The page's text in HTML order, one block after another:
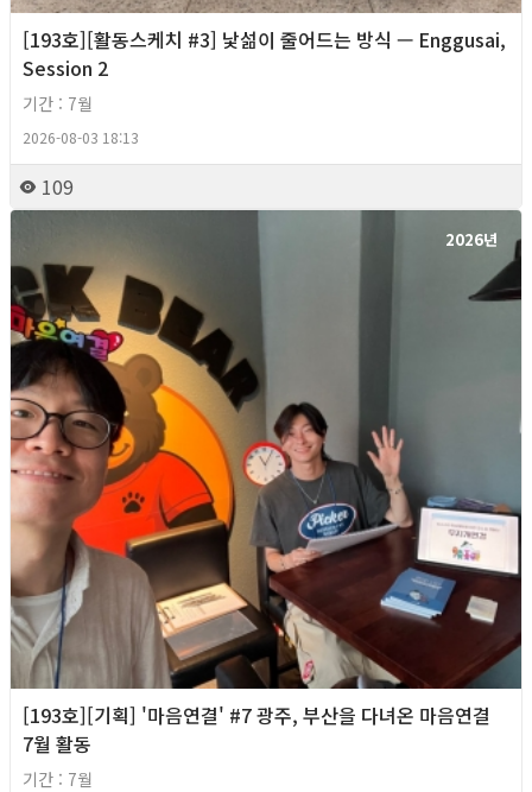
[193호][활동스케치 #3] 낯섦이 줄어드는 방식 — Enggusai,
Session 2
기간 : 7월
2026-08-03 18:13
109
2026년
[193호][기획] '마음연결' #7 광주, 부산을 다녀온 마음연결
7월 활동
기간 : 7월